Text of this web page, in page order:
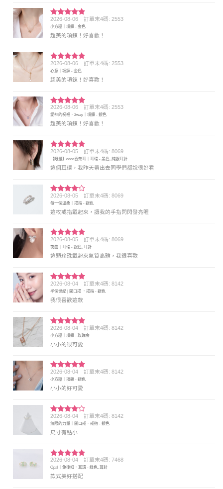
評分5 滿
分 5
2026-08-06 訂單末4碼: 2553
小方糖｜項鍊 - 金色
超美的項鍊！好喜歡！
評分5 滿
分 5
2026-08-06 訂單末4碼: 2553
心意｜項鍊 - 金色
超美的項鍊！好喜歡！
評分5 滿
分 5
2026-08-06 訂單末4碼: 2553
愛神的祝福．2way｜項鍊 - 銀色
超美的項鍊！好喜歡！
評分5 滿
分 5
2026-08-05 訂單末4碼: 8069
【限量】coco香奈耳｜耳環 - 黑色, 純銀耳針
這個耳環，我昨天帶出去同學們都說很好看
評分4
滿分 5
2026-08-05 訂單末4碼: 8069
每一個溫柔｜戒指 - 銀色
這枚戒指戴起來，讓我的手指閃閃發亮喔
評分5 滿
分 5
2026-08-05 訂單末4碼: 8069
夜曲｜耳環 - 銀色, 耳針
這顆珍珠戴起來氣質高雅，我很喜歡
評分5 滿
分 5
2026-08-04 訂單末4碼: 8142
半個世紀 | 開口戒 ．戒指 - 銀色
我很喜歡這款
評分5滿
分 5
2026-08-04 訂單末4碼: 8142
小方糖｜項鍊 - 玫瑰金
小小的很可愛
評分5 滿
分 5
2026-08-04 訂單末4碼: 8142
小方糖｜項鍊 - 銀色
小小的好可愛
評分4
滿分 5
2026-08-04 訂單末4碼: 8142
無限的力量｜開口戒．戒指 - 銀色
尺寸有點小
評分5 滿
分 5
2026-08-04 訂單末4碼: 7468
Opal｜免後扣．耳環 - 綠色, 耳針
款式美好搭配